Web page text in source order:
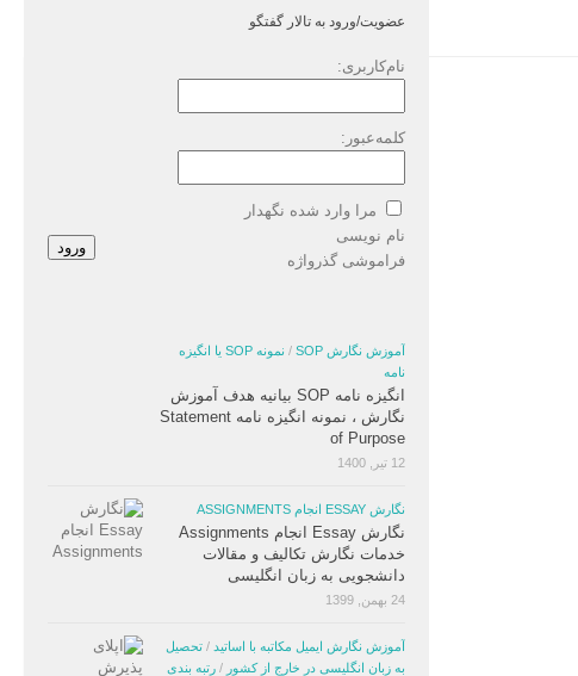
عضویت/ورود به تالار گفتگو
نام‌کاربری:
کلمه‌عبور:
مرا وارد شده نگهدار
ورود
نام نویسی
فراموشی گذرواژه
آموزش نگارش SOP /
نمونه SOP یا انگیزه
نامه
انگیزه نامه SOP بیانیه هدف آموزش
نگارش ، نمونه انگیزه نامه Statement
of Purpose
12 تیر, 1400
نگارش ESSAY انجام ASSIGNMENTS
نگارش Essay انجام Assignments
خدمات نگارش تکالیف و مقالات
دانشجویی به زبان انگلیسی
24 بهمن, 1399
آموزش نگارش ایمیل مکاتبه با اساتید / تحصیل
به زبان انگلیسی در خارج از کشور / رتبه بندی